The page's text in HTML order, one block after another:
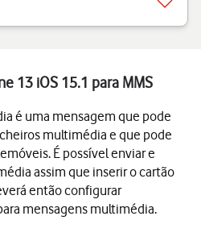
13 iOS 15.1 para MMS
é uma mensagem que pode
multimédia e que pode
É possível enviar e
assim que inserir o cartão
então configurar
mensagens multimédia.